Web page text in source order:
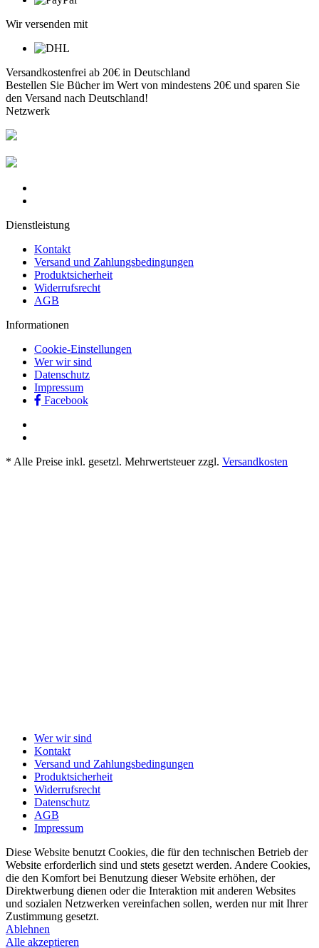
Wir versenden mit
Versandkostenfrei ab 20€ in Deutschland
Bestellen Sie Bücher im Wert von mindestens 20€ und sparen Sie
den Versand nach Deutschland!
Netzwerk
Dienstleistung
Kontakt
Versand und Zahlungsbedingungen
Produktsicherheit
Widerrufsrecht
AGB
Informationen
Cookie-Einstellungen
Wer wir sind
Datenschutz
Impressum
Facebook
* Alle Preise inkl. gesetzl. Mehrwertsteuer zzgl. Versandkosten
Wer wir sind
Kontakt
Versand und Zahlungsbedingungen
Produktsicherheit
Widerrufsrecht
Datenschutz
AGB
Impressum
Diese Website benutzt Cookies, die für den technischen Betrieb der
Website erforderlich sind und stets gesetzt werden. Andere Cookies,
die den Komfort bei Benutzung dieser Website erhöhen, der
Direktwerbung dienen oder die Interaktion mit anderen Websites
und sozialen Netzwerken vereinfachen sollen, werden nur mit Ihrer
Zustimmung gesetzt.
Ablehnen
Alle akzeptieren